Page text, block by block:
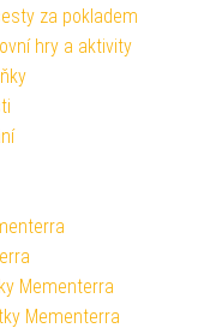
za pokladem
hry a aktivity
Mementerra
Mementerra